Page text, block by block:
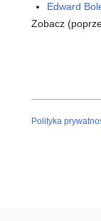
Edward
Zobacz (
Polityka